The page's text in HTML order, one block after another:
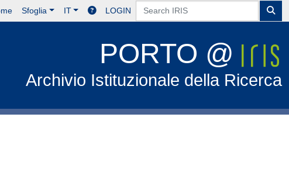
Sfoglia IT LOGIN
PORTO @
Archivio Istituzionale della Ricerca